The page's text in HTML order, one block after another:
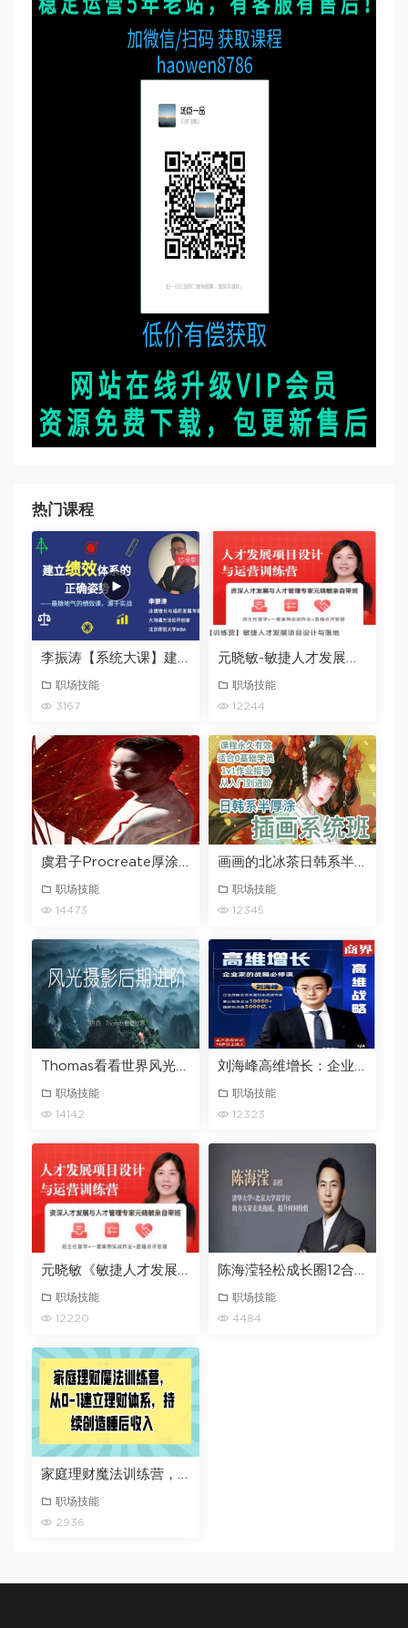
热门课程
李振涛【系统大课】建立绩效体系的正确姿势（咨询顾问讲解如何搭建完整的绩效管理体系）
职场技能
3167
元晓敏-敏捷人才发展项目设计与落地训练营
职场技能
12244
虞君子Procreate厚涂写实系统课第11期2024年1月结课
职场技能
14473
画画的北冰茶日韩系半厚涂插画系统班2023
职场技能
12345
Thomas看看世界风光摄影后期进阶系列课
职场技能
14142
刘海峰高维增长：企业家的战略必修课_新版 （20节）
职场技能
12323
元晓敏《敏捷人才发展项目设计与落地训练营》
职场技能
12220
陈海滢轻松成长圈12合一系统课陈海滢老师抖音同款
职场技能
4484
家庭理财魔法训练营，从0-1建立理财体系，持续创造睡后收入
职场技能
2936